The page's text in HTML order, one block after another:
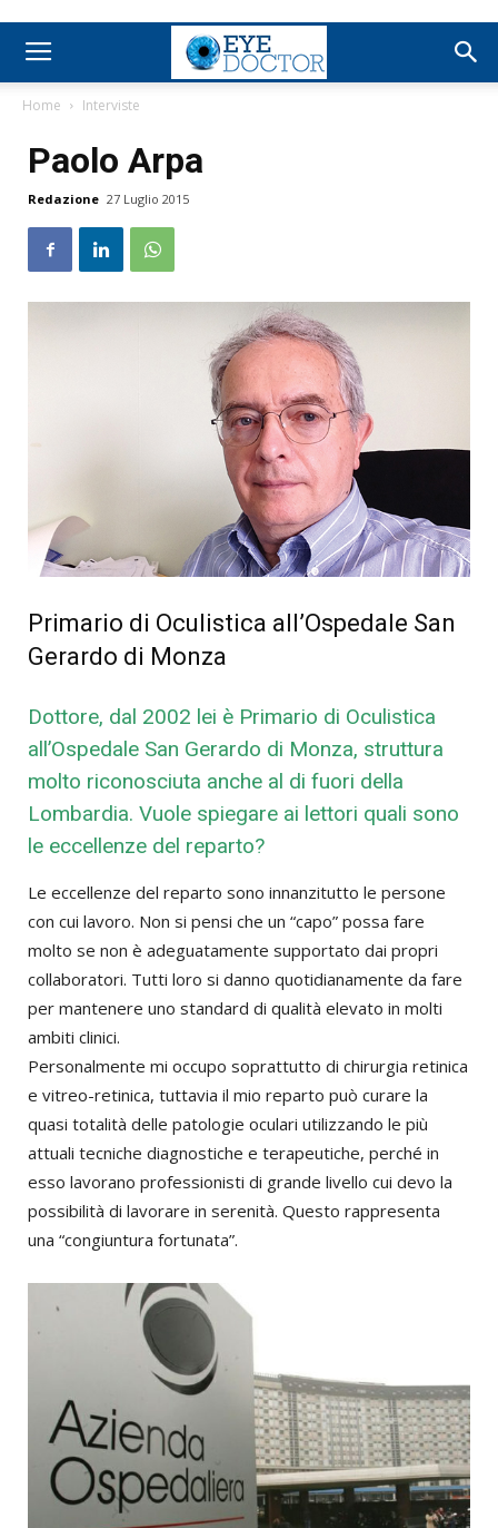
Home Interviste
Paolo Arpa
Redazione 27 Luglio 2015
Primario di Oculistica all’Ospedale San
Gerardo di Monza
Dottore, dal 2002 lei è Primario di Oculistica
all’Ospedale San Gerardo di Monza, struttura
molto riconosciuta anche al di fuori della
Lombardia. Vuole spiegare ai lettori quali sono
le eccellenze del reparto?
Le eccellenze del reparto sono innanzitutto le persone
con cui lavoro. Non si pensi che un “capo” possa fare
molto se non è adeguatamente supportato dai propri
collaboratori. Tutti loro si danno quotidianamente da fare
per mantenere uno standard di qualità elevato in molti
ambiti clinici.
Personalmente mi occupo soprattutto di chirurgia retinica
e vitreo-retinica, tuttavia il mio reparto può curare la
quasi totalità delle patologie oculari utilizzando le più
attuali tecniche diagnostiche e terapeutiche, perché in
esso lavorano professionisti di grande livello cui devo la
possibilità di lavorare in serenità. Questo rappresenta
una “congiuntura fortunata”.